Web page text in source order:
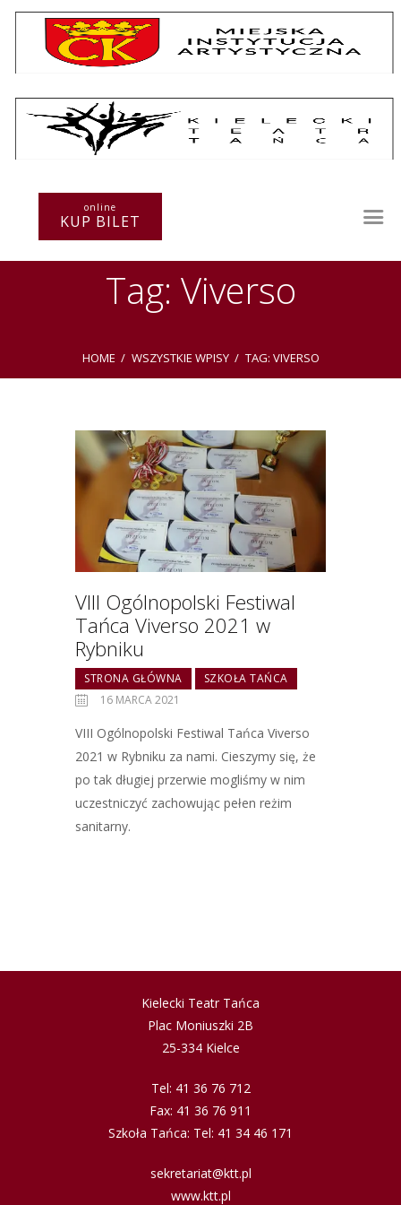
online
KUP BILET
Tag: Viverso
HOME WSZYSTKIE WPISY TAG: VIVERSO
Repertuar
Warsztaty
Kurs instruktorski
VIII Ogólnopolski Festiwal
Tańca Viverso 2021 w
Rybniku
STRONA GŁÓWNA
SZKOŁA TAŃCA
16 MARCA 2021
VIII Ogólnopolski Festiwal Tańca Viverso
2021 w Rybniku za nami. Cieszymy się, że
po tak długiej przerwie mogliśmy w nim
uczestniczyć zachowując pełen reżim
sanitarny.
Kielecki Teatr Tańca
Plac Moniuszki 2B
25-334 Kielce
Tel: 41 36 76 712
Fax: 41 36 76 911
Szkoła Tańca: Tel: 41 34 46 171
sekretariat@ktt.pl
www.ktt.pl